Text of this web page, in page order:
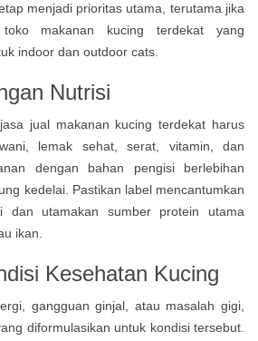
menjadi prioritas utama, terutama jika
makanan kucing terdekat yang
indoor dan outdoor cats.
Nutrisi
jual makanan kucing terdekat harus
lemak sehat, serat, vitamin, dan
dengan bahan pengisi berlebihan
kedelai. Pastikan label mencantumkan
dan utamakan sumber protein utama
ikan.
Kesehatan Kucing
gangguan ginjal, atau masalah gigi,
diformulasikan untuk kondisi tersebut.